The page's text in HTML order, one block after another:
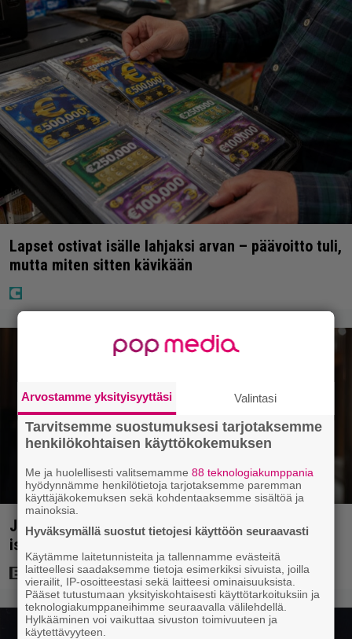
Lapset ostivat isälle lahjaksi arvan – päävoitto tuli,
mutta miten sitten kävikään
Jalmari Helanderin Rambo-elokuvan päätähti sai
isoa kiitosta – ”Olemus kuin Stallonella”
Arvostamme yksityisyyttäsi Valintasi
Tarvitsemme suostumuksesi tarjotaksemme
henkilökohtaisen käyttökokemuksen
Me ja huolellisesti valitsemamme88 teknologiakumppania
hyödynnämme henkilötietoja tarjotaksemme paremman
käyttäjäkokemuksen sekä kohdentaaksemme sisältöä ja
mainoksia.
Hyväksymällä suostut tietojesi käyttöön seuraavasti
Käytämme laitetunnisteita ja tallennamme evästeitä
laitteellesi saadaksemme tietoja esimerkiksi sivuista, joilla
vierailit, IP-osoitteestasi sekä laitteesi ominaisuuksista.
Pääset tutustumaan yksityiskohtaisesti käyttötarkoituksiin ja
teknologiakumppaneihimme seuraavalla välilehdellä.
Hylkääminen voi vaikuttaa sivuston toimivuuteen ja
käytettävyyteen.